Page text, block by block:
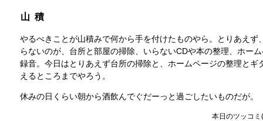
山積
やるべきことが山積みで何から手を付けたものやら。とりあえず
らないのが、台所と部屋の掃除、いらないCDや本の整理、ホー
録音。今日はとりあえず台所の掃除と、ホームページの整理とギ
えるところまでやろう。
休みの日くらい朝から酒飲んでぐだーっと過ごしたいものだが。
本日のツッコ